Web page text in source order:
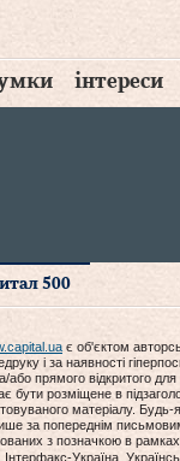
інтереси
500
є об'єктом
і за наявності
або прямого відкритого
бути розміщене в
матеріалу. Будь-
за попереднім
з позначкою в
Україна,